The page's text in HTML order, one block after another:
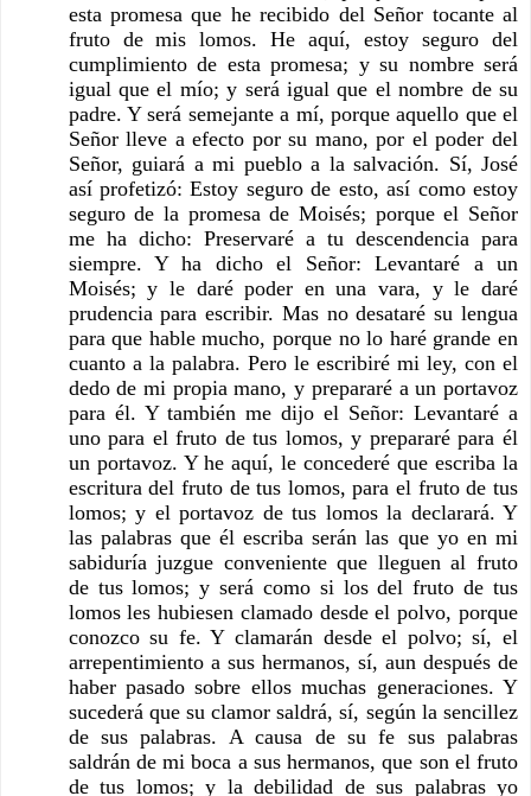
esta promesa que he recibido del Señor tocante al
fruto de mis lomos. He aquí, estoy seguro del
cumplimiento de esta promesa; y su nombre será
igual que el mío; y será igual que el nombre de su
padre. Y será semejante a mí, porque aquello que el
Señor lleve a efecto por su mano, por el poder del
Señor, guiará a mi pueblo a la salvación. Sí, José
así profetizó: Estoy seguro de esto, así como estoy
seguro de la promesa de Moisés; porque el Señor
me ha dicho: Preservaré a tu descendencia para
siempre. Y ha dicho el Señor: Levantaré a un
Moisés; y le daré poder en una vara, y le daré
prudencia para escribir. Mas no desataré su lengua
para que hable mucho, porque no lo haré grande en
cuanto a la palabra. Pero le escribiré mi ley, con el
dedo de mi propia mano, y prepararé a un portavoz
para él. Y también me dijo el Señor: Levantaré a
uno para el fruto de tus lomos, y prepararé para él
un portavoz. Y he aquí, le concederé que escriba la
escritura del fruto de tus lomos, para el fruto de tus
lomos; y el portavoz de tus lomos la declarará. Y
las palabras que él escriba serán las que yo en mi
sabiduría juzgue conveniente que lleguen al fruto
de tus lomos; y será como si los del fruto de tus
lomos les hubiesen clamado desde el polvo, porque
conozco su fe. Y clamarán desde el polvo; sí, el
arrepentimiento a sus hermanos, sí, aun después de
haber pasado sobre ellos muchas generaciones. Y
sucederá que su clamor saldrá, sí, según la sencillez
de sus palabras. A causa de su fe sus palabras
saldrán de mi boca a sus hermanos, que son el fruto
de tus lomos; y la debilidad de sus palabras yo